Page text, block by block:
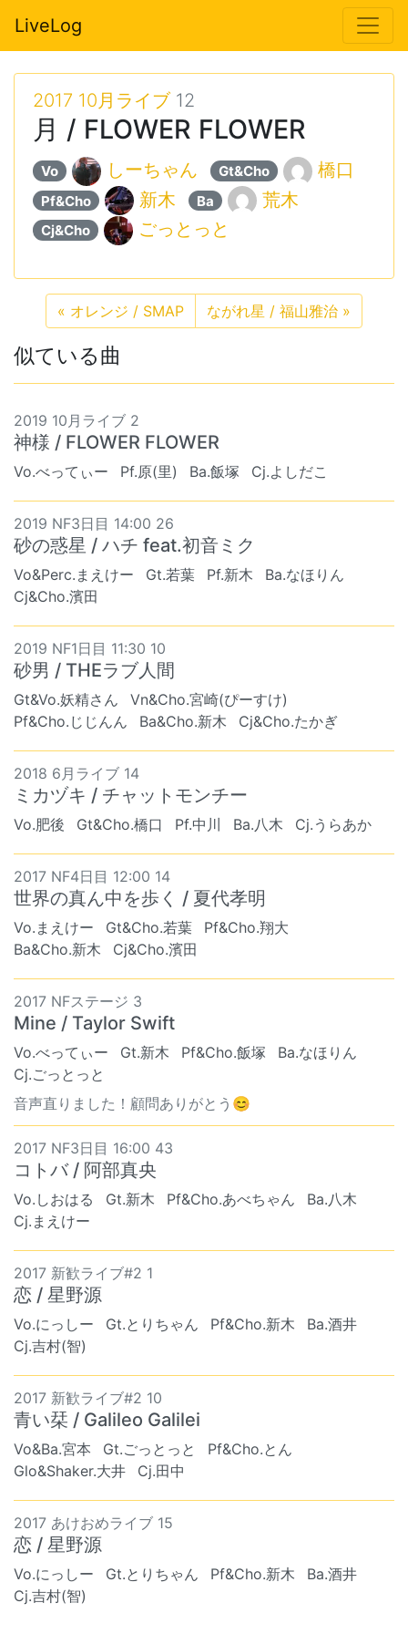
LiveLog
2017 10月ライブ12
月 / FLOWER FLOWER
Vo しーちゃん Gt&Cho 橋口
Pf&Cho 新木 Ba 荒木
Cj&Cho ごっとっと
« オレンジ / SMAP ながれ星 / 福山雅治 »
似ている曲
2019 10月ライブ 2
神様 / FLOWER FLOWER
Vo.べってぃー Pf.原(里) Ba.飯塚 Cj.よしだこ
2019 NF3日目 14:00 26
砂の惑星 / ハチ feat.初音ミク
Vo&Perc.まえけー Gt.若葉 Pf.新木
Ba.なほりん
Cj&Cho.濱田
2019 NF1日目 11:30 10
砂男 / THEラブ人間
Gt&Vo.妖精さん
Vn&Cho.宮崎(ぴーすけ)
Pf&Cho.じじんん
Ba&Cho.新木 Cj&Cho.たかぎ
2018 6月ライブ 14
ミカヅキ / チャットモンチー
Vo.肥後 Gt&Cho.橋口 Pf.中川 Ba.八木 Cj.うらあか
2017 NF4日目 12:00 14
世界の真ん中を歩く / 夏代孝明
Vo.まえけー Gt&Cho.若葉
Pf&Cho.翔大
Ba&Cho.新木
Cj&Cho.濱田
2017 NFステージ 3
Mine / Taylor Swift
Vo.べってぃー Gt.新木 Pf&Cho.飯塚
Ba.なほりん
Cj.ごっとっと
音声直りました！顧問ありがとう😊
2017 NF3日目 16:00 43
コトバ / 阿部真央
Vo.しおはる Gt.新木 Pf&Cho.あべちゃん
Ba.八木
Cj.まえけー
2017 新歓ライブ#2 1
恋 / 星野源
Vo.にっしー Gt.とりちゃん Pf&Cho.新木
Ba.酒井
Cj.吉村(智)
2017 新歓ライブ#2 10
青い栞 / Galileo Galilei
Vo&Ba.宮本 Gt.ごっとっと
Pf&Cho.とん
Glo&Shaker.大井
Cj.田中
2017 あけおめライブ 15
恋 / 星野源
Vo.にっしー Gt.とりちゃん Pf&Cho.新木
Ba.酒井
Cj.吉村(智)